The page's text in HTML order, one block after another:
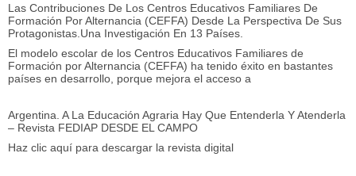
Las Contribuciones De Los Centros Educativos Familiares De
Formación Por Alternancia (CEFFA) Desde La Perspectiva De Sus
Protagonistas.Una Investigación En 13 Países.
El modelo escolar de los Centros Educativos Familiares de
Formación por Alternancia (CEFFA) ha tenido éxito en bastantes
países en desarrollo, porque mejora el acceso a
Argentina. A La Educación Agraria Hay Que Entenderla Y Atenderla
– Revista FEDIAP DESDE EL CAMPO
Haz clic aquí para descargar la revista digital